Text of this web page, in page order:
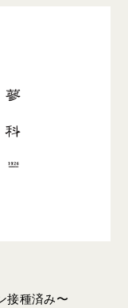
接種済み〜